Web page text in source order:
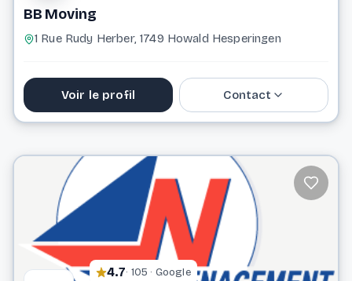
BB Moving
1 Rue Rudy Herber, 1749 Howald Hesperingen
Voir le profil Contact
info@bbmoving.lu
Website
4.7· 105 · Google